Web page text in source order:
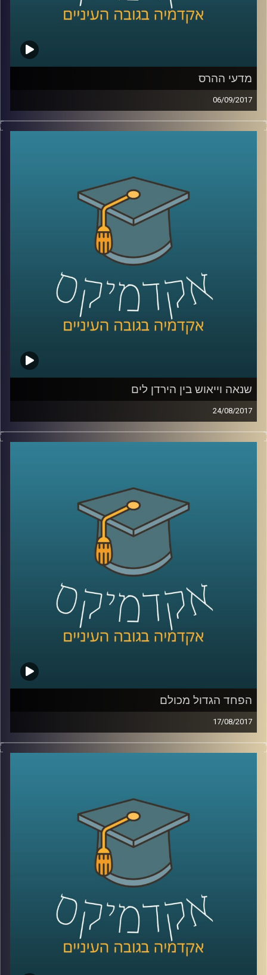
מדעי ההרס
06/09/2017
כשרוחות מלחמה מנשבות מכיוון צפון קוריאה
המציאות דרך תאוריה מסודרת ומסביר למה
אילוצי ההיסטוריה חזקים אפילו יותר מטראמפ,
פוטין וקים ג'ונג און
AudioVersity
שנאה וייאוש בין הירדן לים
24/08/2017
מעבר להבטחות היסטוריות, לאמונה בצדקת
מעורב בעיקר רגש והרבה מאוד רגש. פרופסור
עירן הלפרין בוחן את המציאות הכואבת של
חיינו דרך עולם הרגשות. מהם הרגשות
הדומיננטיים בסכסוך ומהם המשפיעים ביותר?
כיצד חברה מצליחה בכל זאת לשמור על שפיות
קולקטיבית בסכסוך ארוך טווח וכיצד ניתן לחולל
שינוי חברתי ופוליטי באמצעות שיח רגשי
AudioVersity
הפחד הגדול מכולם
17/08/2017
מדוע יש קבוצות באוכלוסיה שידגישו את איום
שגורמים לנו לראות איומים מסוימים כמוחשיים
ובמקביל להפחית מחומרתם של איומים
אחרים? פרופסור גלעד הירשברגר מבית הספר
לפסיכולוגיה מנתח באמצעות מודל ייחודי את
תפיסות האיומים השונות בקרב קבוצות פוליטיות
שונות באוכלוסיה ומסביר כיצד זכרון קולקטיבי
משפיע על התמודדות בשעות משבר
AudioVersity